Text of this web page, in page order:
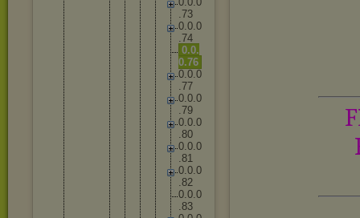
.73
0.0.0
.74
0.0.
0.76
0.0.0
.77
0.0.0
.79
0.0.0
.80
0.0.0
.81
0.0.0
.82
0.0.0
.83